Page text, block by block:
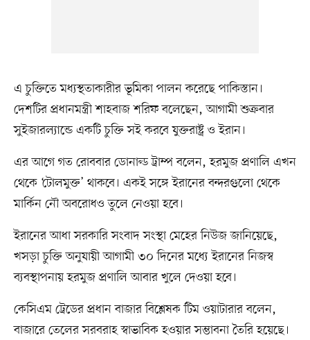
এ চুক্তিতে মধ্যস্থতাকারীর ভূমিকা পালন করেছে পাকিস্তান।
দেশটির প্রধানমন্ত্রী শাহবাজ শরিফ বলেছেন, আগামী শুক্রবার
সুইজারল্যান্ডে একটি চুক্তি সই করবে যুক্তরাষ্ট্র ও ইরান।
এর আগে গত রোববার ডোনাল্ড ট্রাম্প বলেন, হরমুজ প্রণালি এখন
থেকে ‘টোলমুক্ত’ থাকবে। একই সঙ্গে ইরানের বন্দরগুলো থেকে
মার্কিন নৌ অবরোধও তুলে নেওয়া হবে।
ইরানের আধা সরকারি সংবাদ সংস্থা মেহের নিউজ জানিয়েছে,
খসড়া চুক্তি অনুযায়ী আগামী ৩০ দিনের মধ্যে ইরানের নিজস্ব
ব্যবস্থাপনায় হরমুজ প্রণালি আবার খুলে দেওয়া হবে।
কেসিএম ট্রেডের প্রধান বাজার বিশ্লেষক টিম ওয়াটারার বলেন,
বাজারে তেলের সরবরাহ স্বাভাবিক হওয়ার সম্ভাবনা তৈরি হয়েছে।